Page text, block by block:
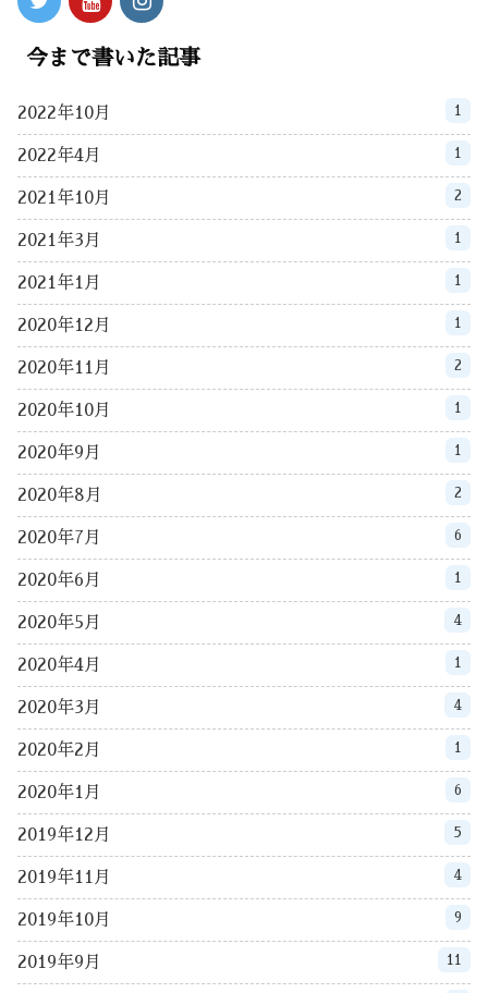
今まで書いた記事
2022年10月 1
2022年4月 1
2021年10月 2
2021年3月 1
2021年1月 1
2020年12月 1
2020年11月 2
2020年10月 1
2020年9月 1
2020年8月 2
2020年7月 6
2020年6月 1
2020年5月 4
2020年4月 1
2020年3月 4
2020年2月 1
2020年1月 6
2019年12月 5
2019年11月 4
2019年10月 9
2019年9月 11